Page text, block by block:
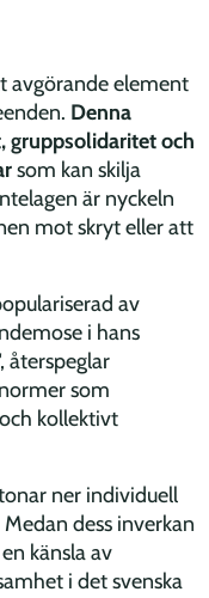
avgörande element
Denna
gruppsolidaritet och
som kan skilja
är nyckeln
mot skryt eller att
av
i hans
återspeglar
som
kollektivt
ner individuell
dess inverkan
känsla av
i det svenska